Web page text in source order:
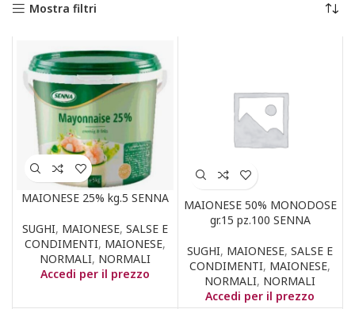
Mostra filtri
MAIONESE 25% kg.5 SENNA
SUGHI, MAIONESE, SALSE E
CONDIMENTI, MAIONESE,
NORMALI, NORMALI
Accedi per il prezzo
MAIONESE 50% MONODOSE
gr.15 pz.100 SENNA
SUGHI, MAIONESE,SALSE E
CONDIMENTI, MAIONESE,
NORMALI, NORMALI
Accedi per il prezzo